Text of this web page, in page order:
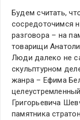
Будем считать,
сосредоточимся
разговора – на
товарищи
Люди далеко не
скульптурном
жанра – Ефима
Григорьевича
памятника